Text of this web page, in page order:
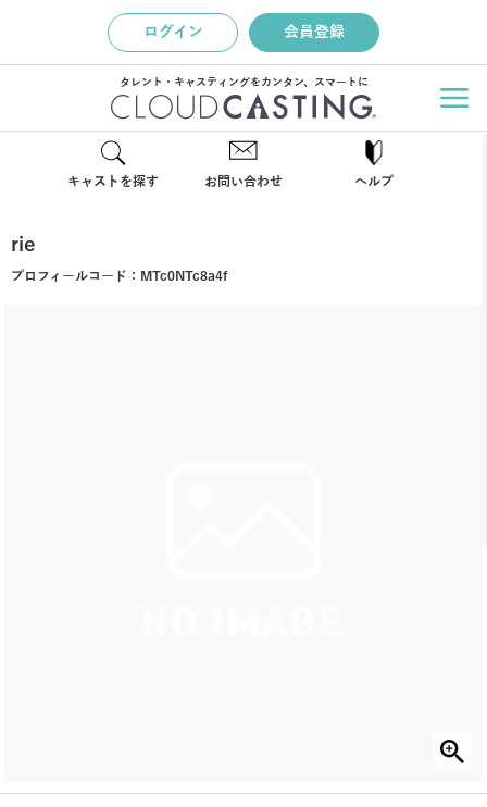
ログイン 会員登録
タレント・キャスティングをカンタン、スマートに
キャストを探す お問い合わせ ヘルプ
rie
プロフィールコード： MTc0NTc8a4f